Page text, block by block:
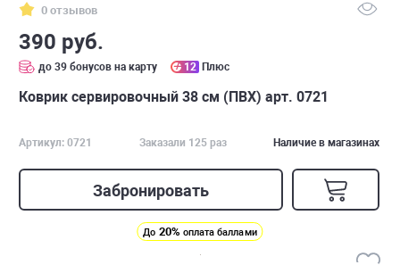
0 отзывов
390 руб.
до 39 бонусов на карту 12 Плюс
Коврик сервировочный 38 см (ПВХ) арт. 0721
Артикул: 0721 Заказали 125 раз Наличие в магазинах
Забронировать
До 20% оплата баллами